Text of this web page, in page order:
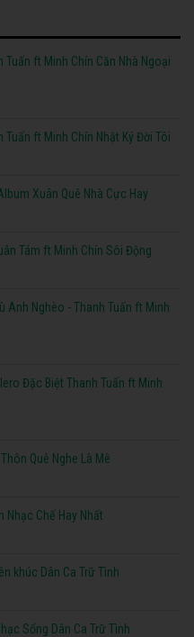
Tuấn ft Minh Chín Căn Nhà Ngoại
Tuấn ft Minh Chín Nhật Ký Đời Tôi
Xuân Quê Nhà Cực Hay
Tám ft Minh Chín Sôi Động
Anh Nghèo - Thanh Tuấn ft Minh
Đặc Biệt Thanh Tuấn ft Minh
Quê Nghe Là Mê
Nhạc Chế Hay Nhất
khúc Dân Ca Trữ Tình
Sống Dân Ca Trữ Tình